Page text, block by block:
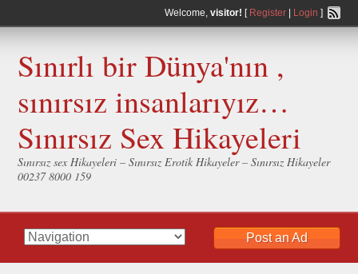
Welcome, visitor! [ Register| Login ]
Sınırlı bir Dünya'nın ,
sınırsız insanlarıyız…
Sınırsız Sex Hikayeleri
Sınırsız sex Hikayeleri – Sınırsız Erotik Hikayeler – Sınırsız Hikayeler
00237 8000 159
Post an Ad